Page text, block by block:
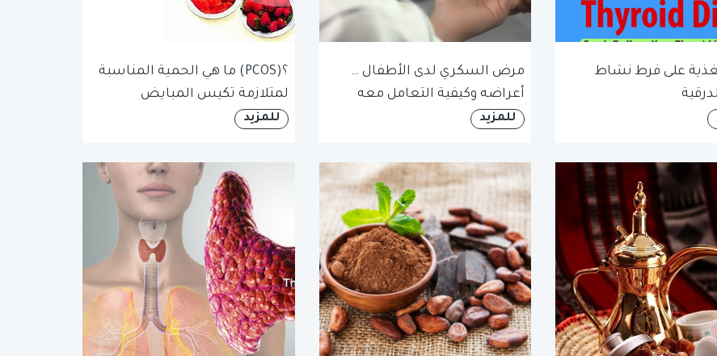
على فرط نشاط
مرض السكري لدى الأطفال …
أعراضه وكيفية التعامل معه
للمزيد
؟(PCOS) ما هي الحمية المناسبة
لمتلازمة تكيس المبايض
للمزيد